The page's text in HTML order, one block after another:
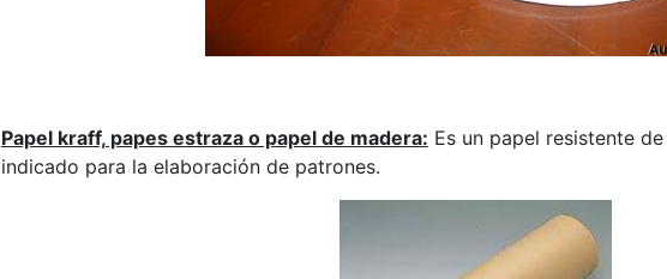
Papel kraff, papes estraza o papel de madera: Es un papel resistente
indicado para la elaboración de patrones.